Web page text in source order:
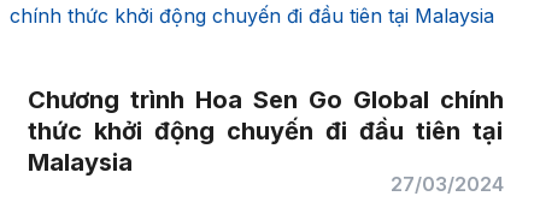
chính thức khởi động chuyến đi đầu tiên tại Malaysia
Chương trình Hoa Sen Go Global chính
thức khởi động chuyến đi đầu tiên tại
Malaysia
27/03/2024